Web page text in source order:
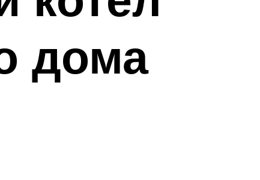
дома